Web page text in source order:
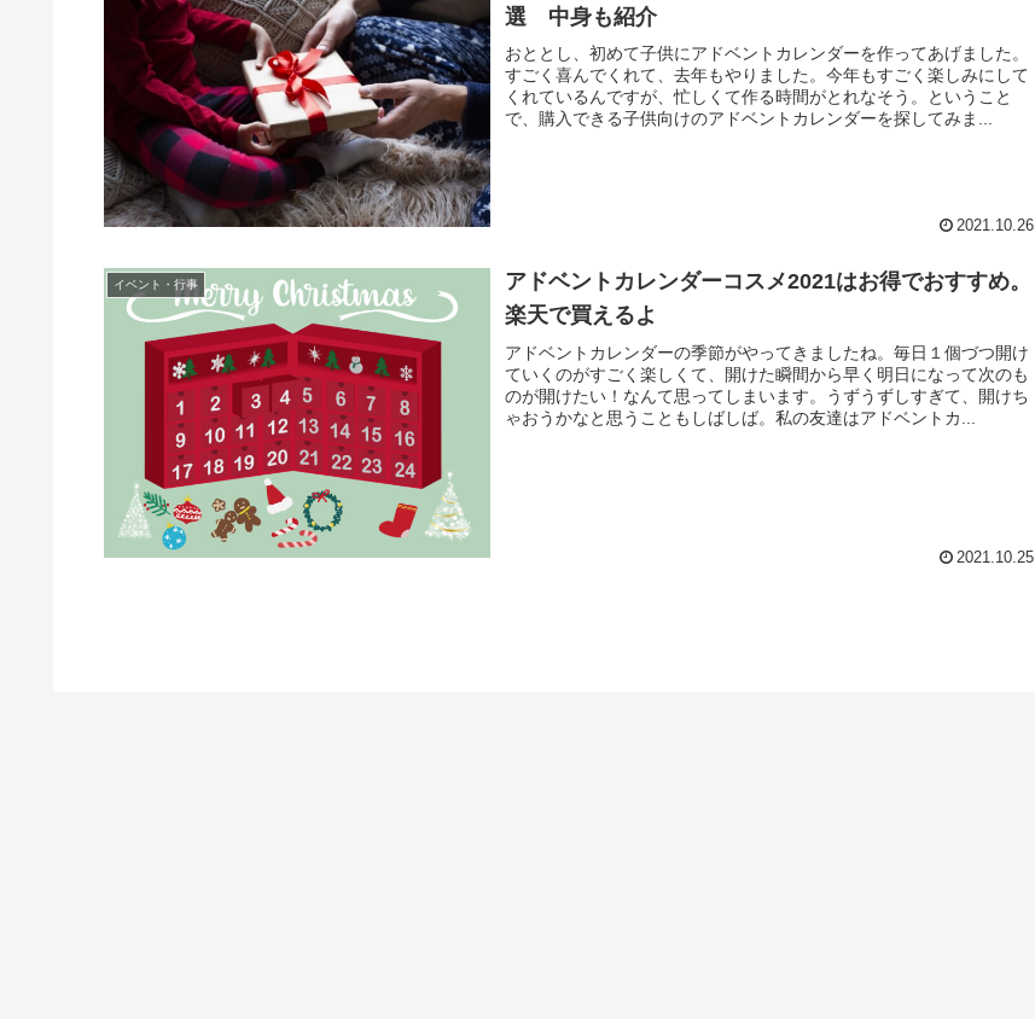
選 中身も紹介
おととし、初めて子供にアドベントカレンダーを作ってあげました。
すごく喜んでくれて、去年もやりました。今年もすごく楽しみにして
くれているんですが、忙しくて作る時間がとれなそう。ということ
で、購入できる子供向けのアドベントカレンダーを探してみま...
2021.10.26
イベント・行事
アドベントカレンダーコスメ2021はお得でおすすめ。
楽天で買えるよ
アドベントカレンダーの季節がやってきましたね。毎日１個づつ開け
ていくのがすごく楽しくて、開けた瞬間から早く明日になって次のも
のが開けたい！なんて思ってしまいます。うずうずしすぎて、開けち
ゃおうかなと思うこともしばしば。私の友達はアドベントカ...
2021.10.25